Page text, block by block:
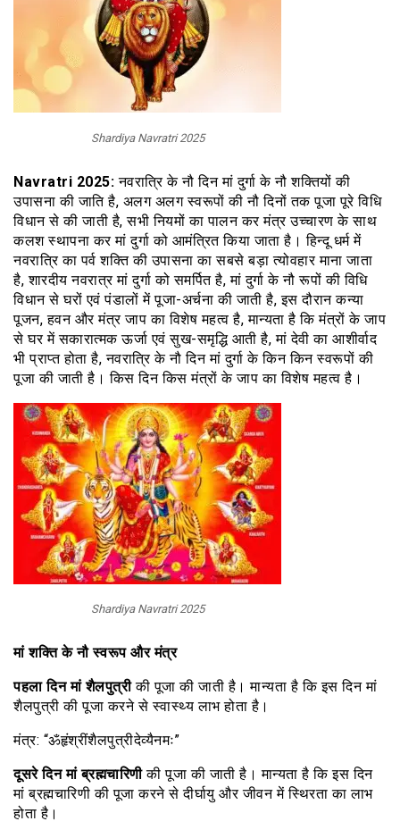
Shardiya Navratri 2025
Navratri 2025: नवरात्रि के नौ दिन मां दुर्गा के नौ शक्तियों की
उपासना की जाति है, अलग अलग स्वरूपों की नौ दिनों तक पूजा पूरे विधि
विधान से की जाती है, सभी नियमों का पालन कर मंत्र उच्चारण के साथ
कलश स्थापना कर मां दुर्गा को आमंत्रित किया जाता है। हिन्दू धर्म में
नवरात्रि का पर्व शक्ति की उपासना का सबसे बड़ा त्योवहार माना जाता
है, शारदीय नवरात्र मां दुर्गा को समर्पित है, मां दुर्गा के नौ रूपों की विधि
विधान से घरों एवं पंडालों में पूजा-अर्चना की जाती है, इस दौरान कन्या
पूजन, हवन और मंत्र जाप का विशेष महत्व है, मान्यता है कि मंत्रों के जाप
से घर में सकारात्मक ऊर्जा एवं सुख-समृद्धि आती है, मां देवी का आशीर्वाद
भी प्राप्त होता है, नवरात्रि के नौ दिन मां दुर्गा के किन किन स्वरूपों की
पूजा की जाती है। किस दिन किस मंत्रों के जाप का विशेष महत्व है।
Shardiya Navratri 2025
मां शक्ति के नौ स्वरूप और मंत्र
पहला दिन मां शैलपुत्रीकी पूजा की जाती है। मान्यता है कि इस दिन मां
शैलपुत्री की पूजा करने से स्वास्थ्य लाभ होता है।
मंत्र: “ॐहृंश्रींशैलपुत्रीदेव्यैनमः”
दूसरे दिन मां ब्रह्मचारिणीकी पूजा की जाती है। मान्यता है कि इस दिन
मां ब्रह्मचारिणी की पूजा करने से दीर्घायु और जीवन में स्थिरता का लाभ
होता है।